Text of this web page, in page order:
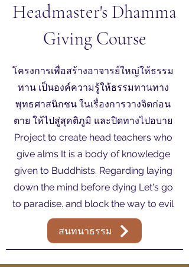
Headmaster's Dhamma
Giving Course
โครงการเพื่อสร้างอาจารย์ใหญ่ให้ธรรม
ทาน เป็นองค์ความรู้ให้ธรรมทานทาง
พุทธศาสนิกชน ในเรื่องการวางจิตก่อน
ตาย ให้ไปสู่สุคติภูมิ และปิดทางไปอบาย
Project to create head teachers who
give alms It is a body of knowledge
given to Buddhists. Regarding laying
down the mind before dying Let's go
to paradise. and block the way to evil
สนทนาธรรม